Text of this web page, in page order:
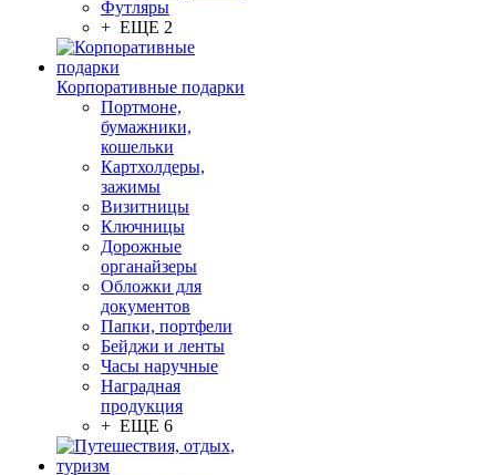
Футляры
+ ЕЩЕ 2
Корпоративные подарки
Портмоне,
бумажники,
кошельки
Картхолдеры,
зажимы
Визитницы
Ключницы
Дорожные
органайзеры
Обложки для
документов
Папки, портфели
Бейджи и ленты
Часы наручные
Наградная
продукция
+ ЕЩЕ 6